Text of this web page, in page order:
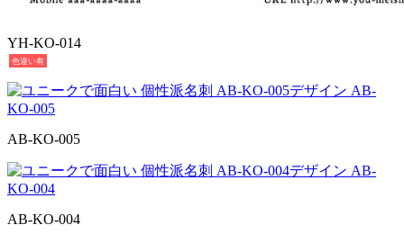
YH-KO-014
色違い有
AB-KO-005
AB-KO-004